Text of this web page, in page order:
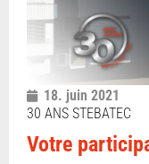
18. juin 2021
30 ANS STEBATEC
Votre